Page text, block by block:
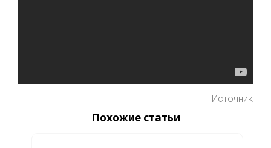
Источник
Похожие статьи